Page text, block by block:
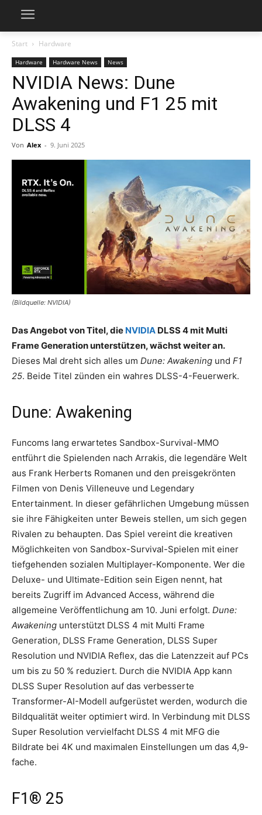
Start Hardware
Hardware Hardware News News
NVIDIA News: Dune
Awakening und F1 25 mit
DLSS 4
Von Alex - 9. Juni 2025
(Bildquelle: NVIDIA)
Das Angebot von Titel, die NVIDIA DLSS 4 mit Multi
Frame Generation unterstützen, wächst weiter an.
Dieses Mal dreht sich alles um Dune: Awakening und F1
25. Beide Titel zünden ein wahres DLSS-4-Feuerwerk.
Dune: Awakening
Funcoms lang erwartetes Sandbox-Survival-MMO
entführt die Spielenden nach Arrakis, die legendäre Welt
aus Frank Herberts Romanen und den preisgekrönten
Filmen von Denis Villeneuve und Legendary
Entertainment. In dieser gefährlichen Umgebung müssen
sie ihre Fähigkeiten unter Beweis stellen, um sich gegen
Rivalen zu behaupten. Das Spiel vereint die kreativen
Möglichkeiten von Sandbox-Survival-Spielen mit einer
tiefgehenden sozialen Multiplayer-Komponente. Wer die
Deluxe- und Ultimate-Edition sein Eigen nennt, hat
bereits Zugriff im Advanced Access, während die
allgemeine Veröffentlichung am 10. Juni erfolgt. Dune:
Awakening unterstützt DLSS 4 mit Multi Frame
Generation, DLSS Frame Generation, DLSS Super
Resolution und NVIDIA Reflex, das die Latenzzeit auf PCs
um bis zu 50 % reduziert. Durch die NVIDIA App kann
DLSS Super Resolution auf das verbesserte
Transformer-AI-Modell aufgerüstet werden, wodurch die
Bildqualität weiter optimiert wird. In Verbindung mit DLSS
Super Resolution vervielfacht DLSS 4 mit MFG die
Bildrate bei 4K und maximalen Einstellungen um das 4,9-
fache.
F1® 25